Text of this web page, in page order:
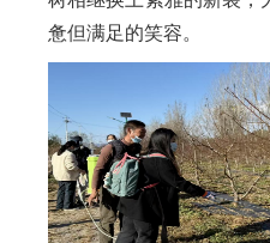
惫但满足的笑容。